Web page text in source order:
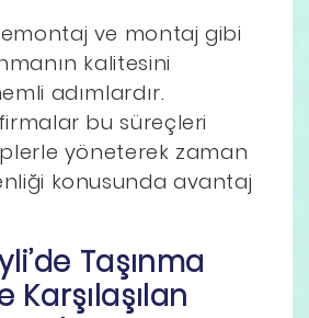
ve montaj gibi
kalitesini
adımlardır.
bu süreçleri
yöneterek zaman
konusunda avantaj
Taşınma
Karşılaşılan